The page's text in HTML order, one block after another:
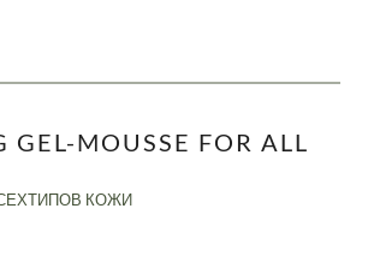
GEL-MOUSSE FOR ALL
КОЖИ